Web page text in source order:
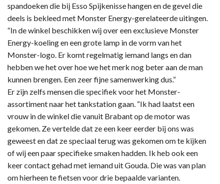
spandoeken die bij Esso Spijkenisse hangen en de gevel die
deels is bekleed met Monster Energy-gerelateerde uitingen.
“In de winkel beschikken wij over een exclusieve Monster
Energy-koeling en een grote lamp in de vorm van het
Monster-logo. Er komt regelmatig iemand langs en dan
hebben we het over hoe we het merk nog beter aan de man
kunnen brengen. Een zeer fijne samenwerking dus.”
Er zijn zelfs mensen die specifiek voor het Monster-
assortiment naar het tankstation gaan. “Ik had laatst een
vrouw in de winkel die vanuit Brabant op de motor was
gekomen. Ze vertelde dat ze een keer eerder bij ons was
geweest en dat ze speciaal terug was gekomen om te kijken
of wij een paar specifieke smaken hadden. Ik heb ook een
keer contact gehad met iemand uit Gouda. Die was van plan
om hierheen te fietsen voor drie bepaalde varianten.